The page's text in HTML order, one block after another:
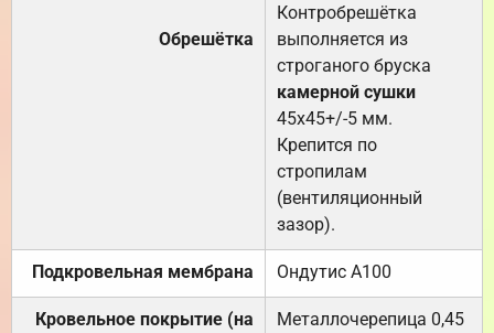
Обрешётка
Контробрешётка
выполняется из
строганого бруска
камерной сушки
45х45+/-5 мм.
Крепится по
стропилам
(вентиляционный
зазор).
Подкровельная мембрана Ондутис А100
Кровельное покрытие (на
Металлочерепица 0,45